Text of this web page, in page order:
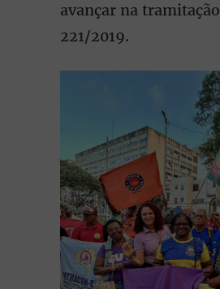
avançar na tramitação
221/2019.